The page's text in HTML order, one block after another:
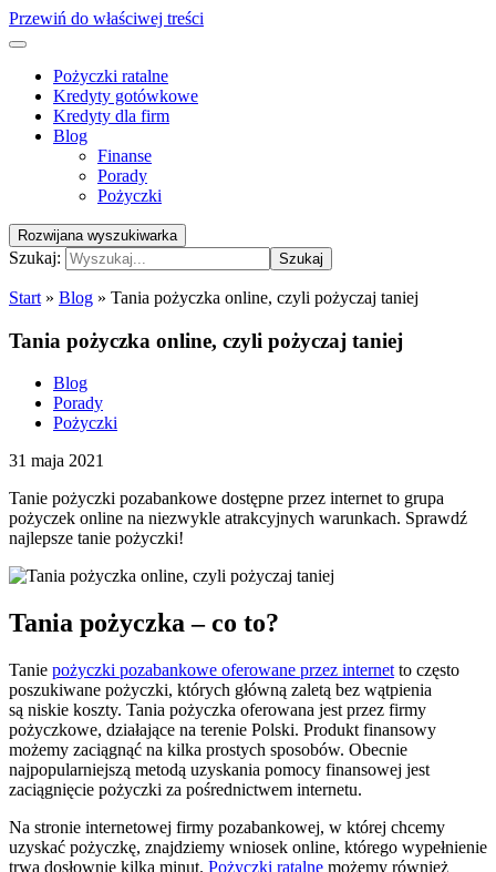
Przewiń do właściwej treści
Pożyczki ratalne
Kredyty gotówkowe
Kredyty dla firm
Blog
Finanse
Porady
Pożyczki
Rozwijana wyszukiwarka
Szukaj: Szukaj
Start » Blog » Tania pożyczka online, czyli pożyczaj taniej
Tania pożyczka online, czyli pożyczaj taniej
Blog
Porady
Pożyczki
31 maja 2021
Tanie pożyczki pozabankowe dostępne przez internet to grupa
pożyczek online na niezwykle atrakcyjnych warunkach. Sprawdź
najlepsze tanie pożyczki!
Tania pożyczka – co to?
Tanie pożyczki pozabankowe oferowane przez internet to często
poszukiwane pożyczki, których główną zaletą bez wątpienia
są niskie koszty. Tania pożyczka oferowana jest przez firmy
pożyczkowe, działające na terenie Polski. Produkt finansowy
możemy zaciągnąć na kilka prostych sposobów. Obecnie
najpopularniejszą metodą uzyskania pomocy finansowej jest
zaciągnięcie pożyczki za pośrednictwem internetu.
Na stronie internetowej firmy pozabankowej, w której chcemy
uzyskać pożyczkę, znajdziemy wniosek online, którego wypełnienie
trwa dosłownie kilka minut. Pożyczki ratalne możemy również